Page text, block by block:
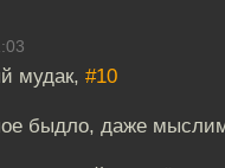
мудак, #10
быдло, даже